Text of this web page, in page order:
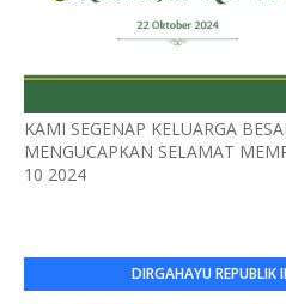
KAMI SEGENAP KELUARGA
MENGUCAPKAN SELAMAT
10 2024
DIRGAHAYU REPUBLIK